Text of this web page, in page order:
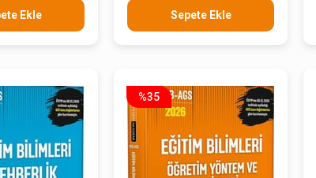
Ekle Sepete Ekle
%35